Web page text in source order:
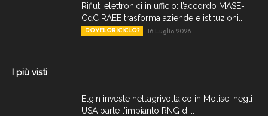
Rifiuti elettronici in ufficio: l’accordo MASE-
CdC RAEE trasforma aziende e istituzioni...
DOVELORICICLO? 16 Luglio 2026
I più visti
Elgin investe nell’agrivoltaico in Molise, negli
USA parte l’impianto RNG di...